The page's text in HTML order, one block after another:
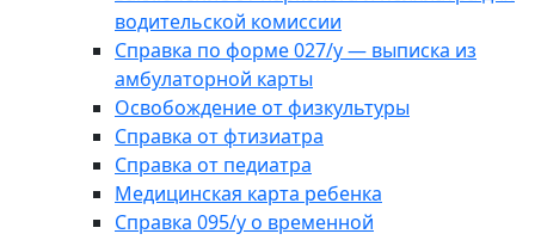
водительской комиссии
Справка по форме 027/у — выписка из
амбулаторной карты
Освобождение от физкультуры
Справка от фтизиатра
Справка от педиатра
Медицинская карта ребенка
Справка 095/у о временной